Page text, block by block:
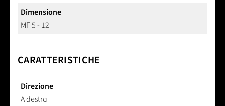
Dimensione
MF 5 - 12
CARATTERISTICHE
Direzione
A destra